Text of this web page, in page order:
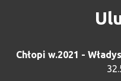
Chłopi w.2021 -